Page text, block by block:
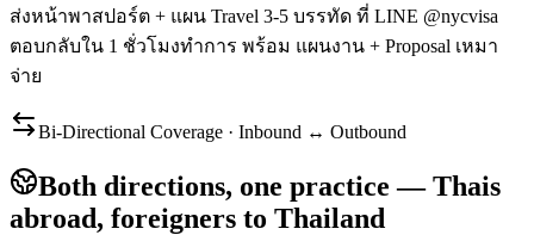
ส่งหน้าพาสปอร์ต + แผน Travel 3-5 บรรทัด ที่ LINE @nycvisa
ตอบกลับใน 1 ชั่วโมงทำการ พร้อม แผนงาน + Proposal เหมา
จ่าย
Bi-Directional Coverage · Inbound ↔ Outbound
Both directions, one practice — Thais
abroad, foreigners to Thailand